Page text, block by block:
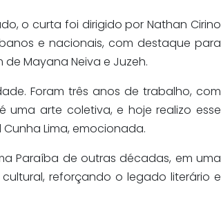
o curta foi dirigido por Nathan Cirino
e nacionais, com destaque para
Mayana Neiva e Juzeh.
Foram três anos de trabalho, com
uma arte coletiva, e hoje realizo esse
Lima, emocionada.
Paraíba de outras décadas, em uma
reforçando o legado literário e